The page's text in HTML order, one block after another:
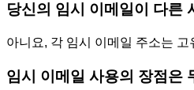
당신의 임시 이메일이 다른
아니요, 각 임시 이메일 주소는
임시 이메일 사용의 장점은